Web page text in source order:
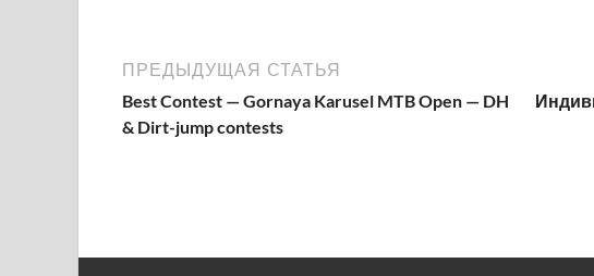
ПРЕДЫДУЩАЯ СТАТЬЯ
Best Contest — Gornaya Karusel MTB Open — DH
& Dirt-jump contests